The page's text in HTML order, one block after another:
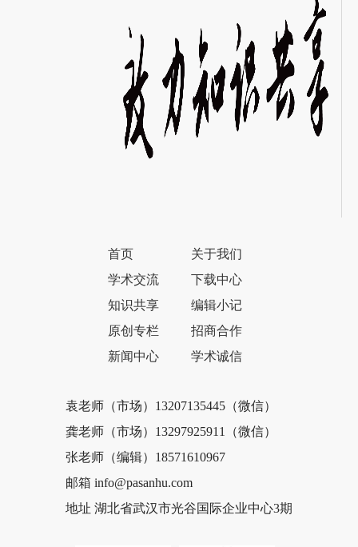
首页
学术交流
知识共享
原创专栏
新闻中心
关于我们
下载中心
编辑小记
招商合作
学术诚信
袁老师（市场）13207135445（微信）
龚老师（市场）13297925911（微信）
张老师（编辑）18571610967
邮箱 info@pasanhu.com
地址 湖北省武汉市光谷国际企业中心3期